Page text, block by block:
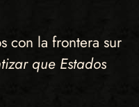
con la frontera sur
que Estados